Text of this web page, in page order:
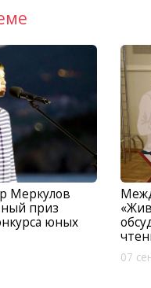
Меркулов
приз
юных
07